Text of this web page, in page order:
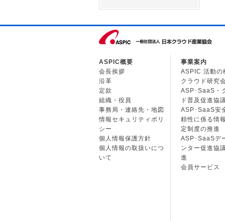
ASPIC概要
会長挨拶
沿革
定款
組織・役員
事務局・連絡先・地図
情報セキュリティポリ
シー
個人情報保護方針
個人情報の取扱いにつ
いて
事業案内
ASPIC 活動の
クラウド研究
ASP･SaaS・
ド普及促進協
ASP･SaaS安
頼性に係る情
定制度の推進
ASP･SaaSデ
ンター促進協
進
会員サービス